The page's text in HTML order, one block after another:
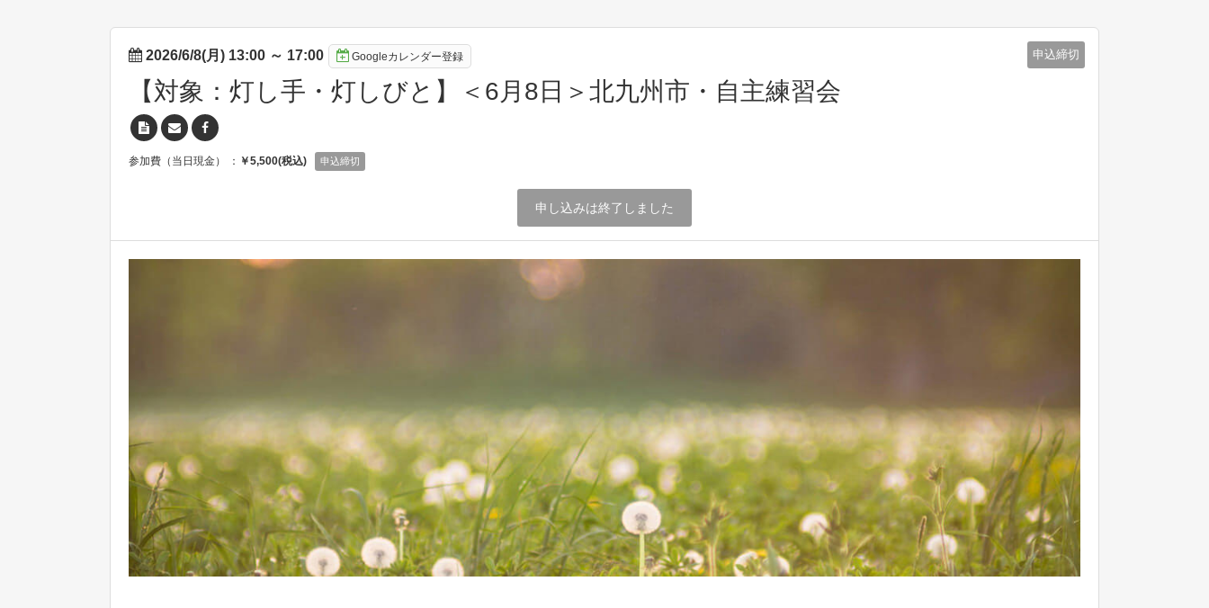
2026/6/8(月) 13:00 ～ 17:00 Googleカレンダー登録 申込締切
【対象：灯し手・灯しびと】＜6月8日＞北九州市・自主練習会
参加費（当日現金） ： ￥5,500(税込) 申込締切
申し込みは終了しました